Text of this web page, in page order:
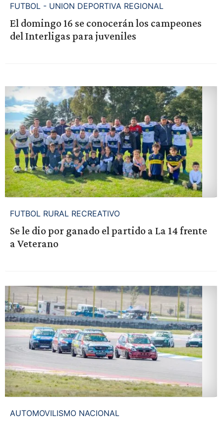
FUTBOL - UNION DEPORTIVA REGIONAL
El domingo 16 se conocerán los campeones
del Interligas para juveniles
FUTBOL RURAL RECREATIVO
Se le dio por ganado el partido a La 14 frente
a Veterano
AUTOMOVILISMO NACIONAL